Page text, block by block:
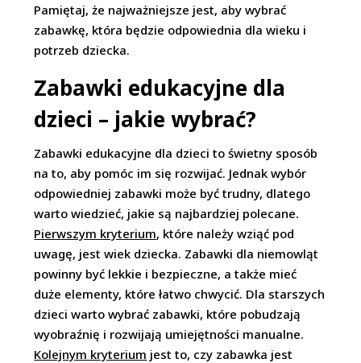
Pamiętaj, że najważniejsze jest, aby wybrać
zabawkę, która będzie odpowiednia dla wieku i
potrzeb dziecka.
Zabawki edukacyjne dla
dzieci – jakie wybrać?
Zabawki edukacyjne dla dzieci to świetny sposób
na to, aby pomóc im się rozwijać. Jednak wybór
odpowiedniej zabawki może być trudny, dlatego
warto wiedzieć, jakie są najbardziej polecane.
Pierwszym kryterium, które należy wziąć pod
uwagę, jest wiek dziecka. Zabawki dla niemowląt
powinny być lekkie i bezpieczne, a także mieć
duże elementy, które łatwo chwycić. Dla starszych
dzieci warto wybrać zabawki, które pobudzają
wyobraźnię i rozwijają umiejętności manualne.
Kolejnym kryterium jest to, czy zabawka jest